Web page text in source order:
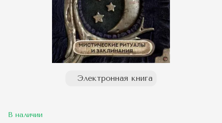
Электронная книга
В наличии